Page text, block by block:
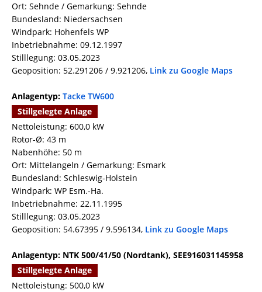
Ort: Sehnde / Gemarkung: Sehnde
Bundesland: Niedersachsen
Windpark: Hohenfels WP
Inbetriebnahme: 09.12.1997
Stilllegung: 03.05.2023
Geoposition: 52.291206 / 9.921206, Link zu Google Maps
Anlagentyp: Tacke TW600
Stillgelegte Anlage
Nettoleistung: 600,0 kW
Rotor-Ø: 43 m
Nabenhöhe: 50 m
Ort: Mittelangeln / Gemarkung: Esmark
Bundesland: Schleswig-Holstein
Windpark: WP Esm.-Ha.
Inbetriebnahme: 22.11.1995
Stilllegung: 03.05.2023
Geoposition: 54.67395 / 9.596134, Link zu Google Maps
Anlagentyp: NTK 500/41/50 (Nordtank), SEE916031145958
Stillgelegte Anlage
Nettoleistung: 500,0 kW